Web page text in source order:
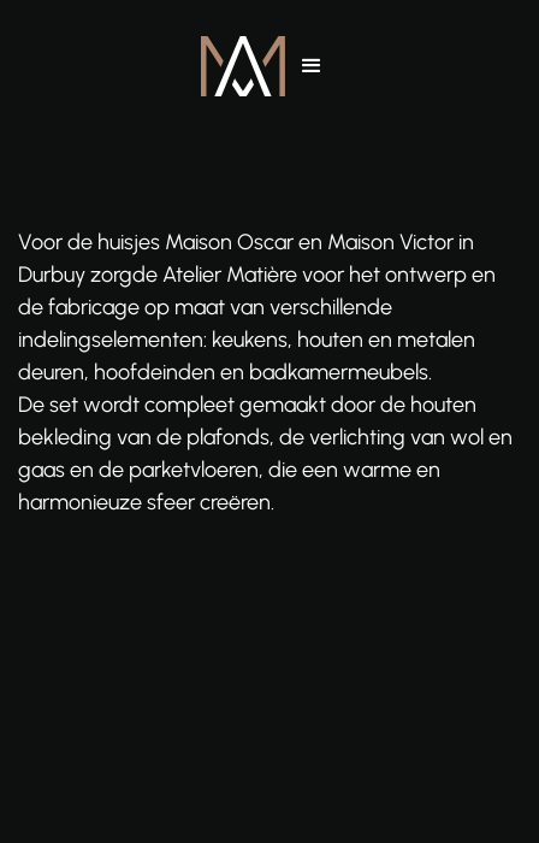
Voor de huisjes Maison Oscar en Maison Victor in
Durbuy zorgde Atelier Matière voor het ontwerp en
de fabricage op maat van verschillende
indelingselementen: keukens, houten en metalen
deuren, hoofdeinden en badkamermeubels.
De set wordt compleet gemaakt door de houten
bekleding van de plafonds, de verlichting van wol en
gaas en de parketvloeren, die een warme en
harmonieuze sfeer creëren.